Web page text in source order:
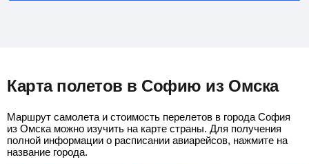
Карта полетов в Софию из Омска
Маршрут самолета и стоимость перелетов в города София
из Омска можно изучить на карте страны. Для получения
полной информации о расписании авиарейсов, нажмите на
название города.